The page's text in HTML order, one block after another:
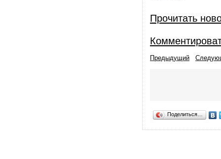
Прочитать
Предыдущий
Поделиться…